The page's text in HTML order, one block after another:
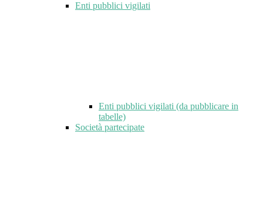
Enti pubblici vigilati
Enti pubblici vigilati (da pubblicare in
tabelle)
Società partecipate